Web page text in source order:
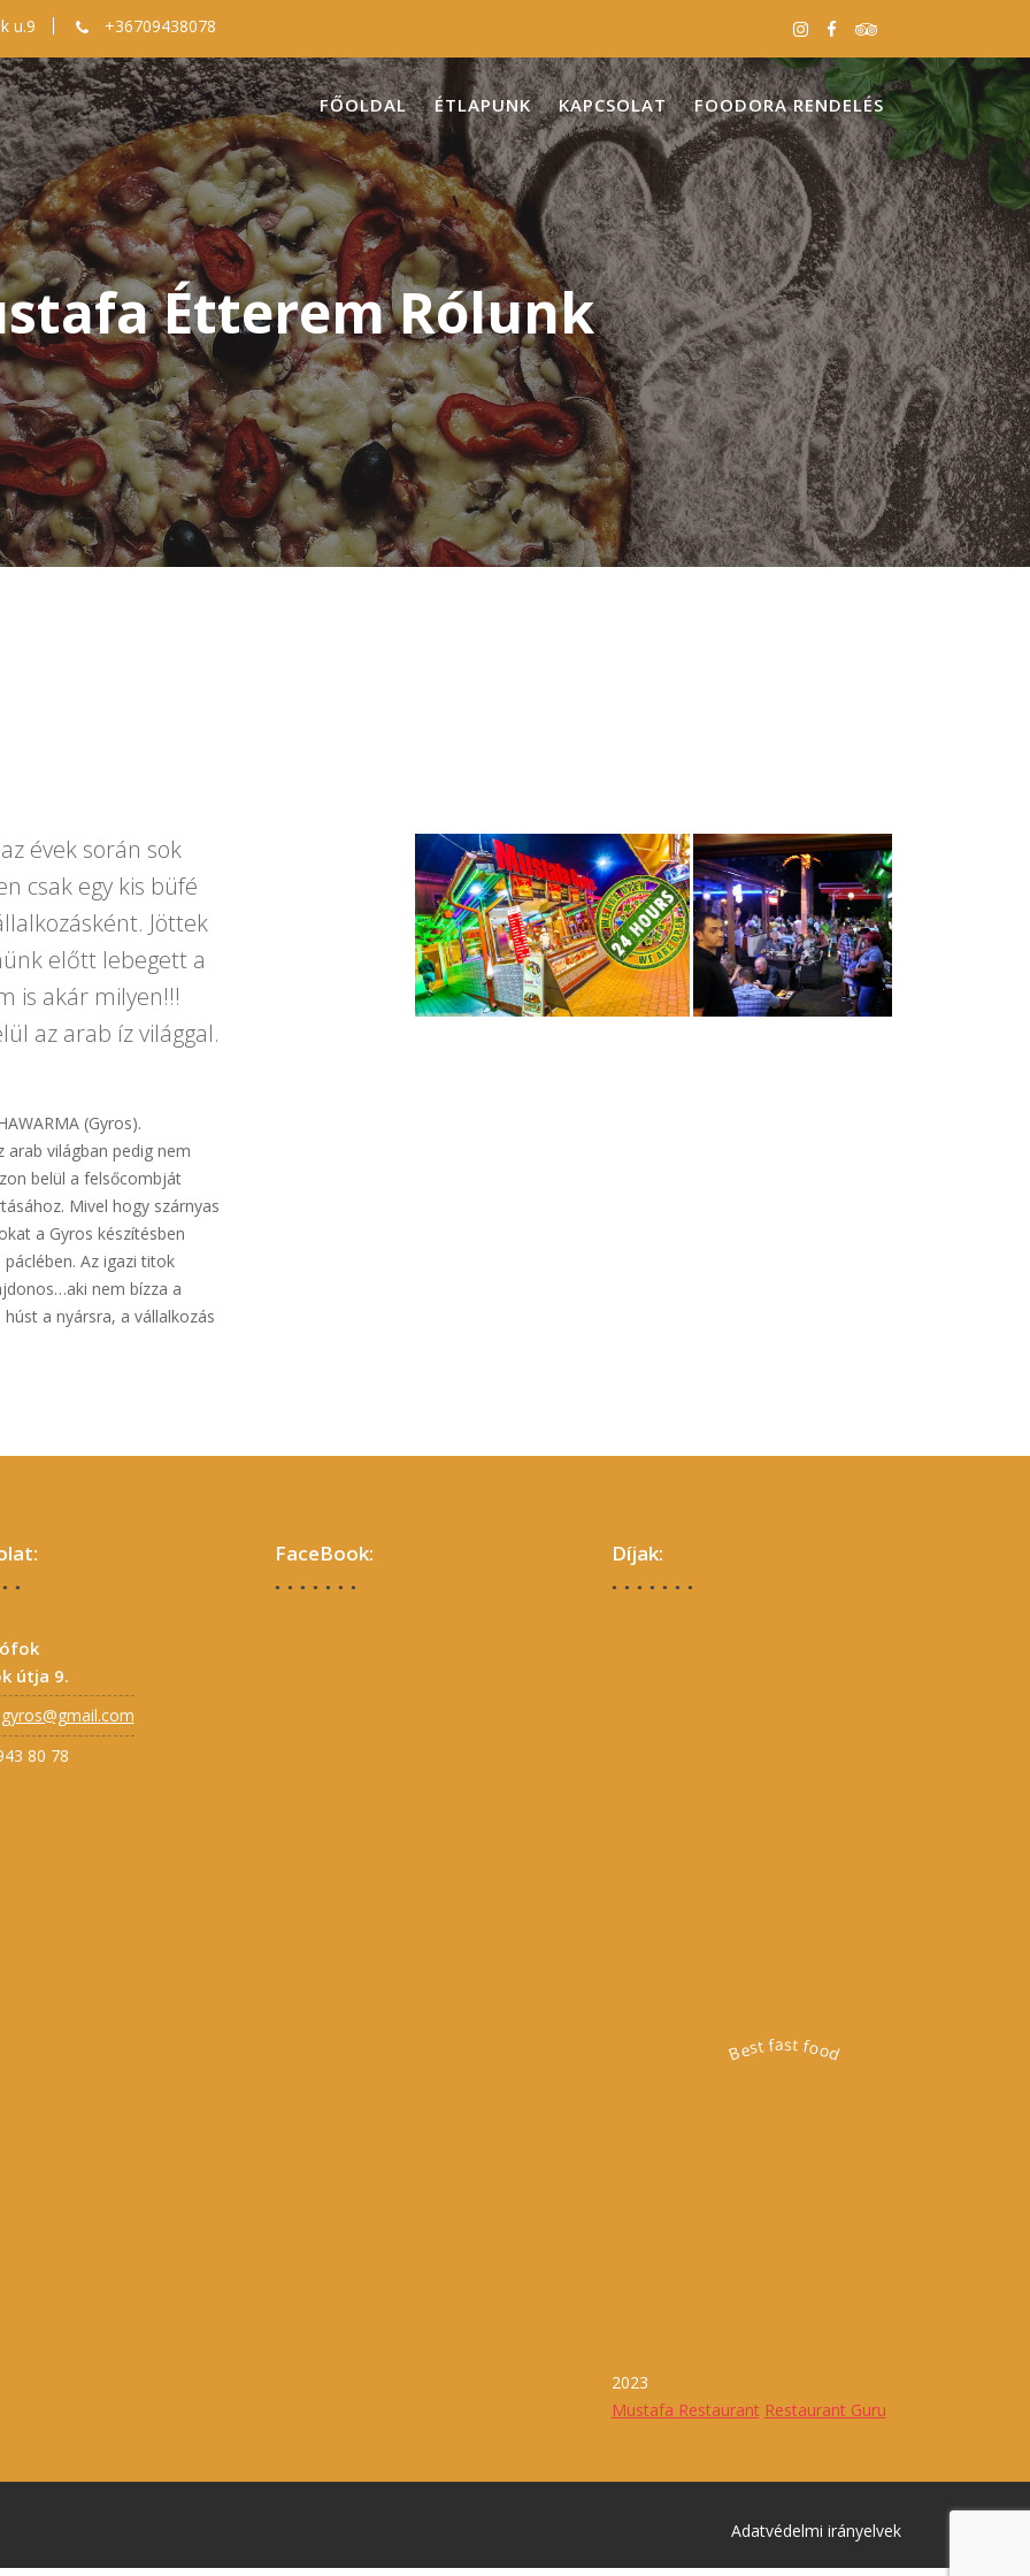
u.9 +36709438078
FŐOLDAL ÉTLAPUNK KAPCSOLAT FOODORA RENDELÉS
Étterem Rólunk
évek során sok
csak egy kis büfé
Jöttek
előtt lebegett a
is akár milyen!!!
az arab íz világgal.
(Gyros).
arab világban pedig nem
belül a felsőcombját
Mivel hogy szárnyas
a Gyros készítésben
Az igazi titok
nem bízza a
a nyársra, a vállalkozás
útja 9.
80 78
FaceBook: Díjak:
Best fast food
2023
Mustafa Restaurant Restaurant Guru
Adatvédelmi irányelvek